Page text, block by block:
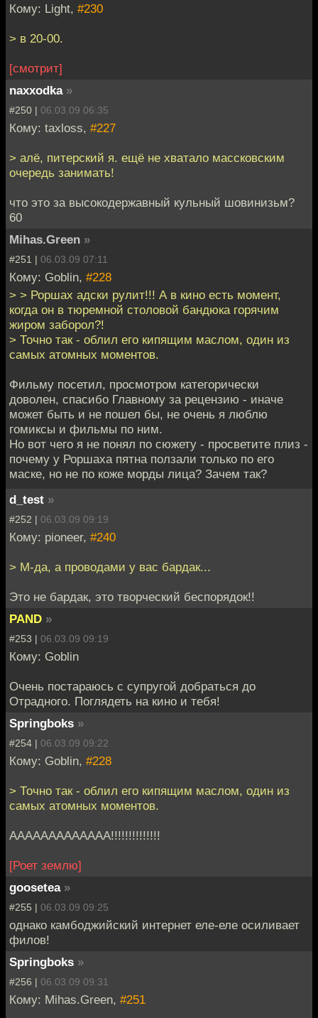
Кому: Light, #230
> в 20-00.
[смотрит]
naxxodka »
#250 | 06.03.09 06:35
Кому: taxloss, #227
> алё, питерский я. ещё не хватало массковским
очередь занимать!
что это за высокодержавный кульный шовинизьм?
60
Mihas.Green »
#251 | 06.03.09 07:11
Кому: Goblin, #228
> > Роршах адски рулит!!! А в кино есть момент,
когда он в тюремной столовой бандюка горячим
жиром заборол?!
> Точно так - облил его кипящим маслом, один из
самых атомных моментов.
Фильму посетил, просмотром категорически
доволен, спасибо Главному за рецензию - иначе
может быть и не пошел бы, не очень я люблю
гомиксы и фильмы по ним.
Но вот чего я не понял по сюжету - просветите плиз -
почему у Роршаха пятна ползали только по его
маске, но не по коже морды лица? Зачем так?
d_test »
#252 | 06.03.09 09:19
Кому: pioneer, #240
> М-да, а проводами у вас бардак...
Это не бардак, это творческий беспорядок!!
PAND »
#253 | 06.03.09 09:19
Кому: Goblin
Очень постараюсь с супругой добраться до
Отрадного. Поглядеть на кино и тебя!
Springboks »
#254 | 06.03.09 09:22
Кому: Goblin, #228
> Точно так - облил его кипящим маслом, один из
самых атомных моментов.
ААААААААААААА!!!!!!!!!!!!!!
[Роет землю]
goosetea »
#255 | 06.03.09 09:25
однако камбоджийский интернет еле-еле осиливает
филов!
Springboks »
#256 | 06.03.09 09:31
Кому: Mihas.Green, #251